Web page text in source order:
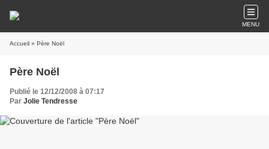
MENU
Accueil » Père Noël
Père Noël
Publié le 12/12/2008 à 07:17
Par Jolie Tendresse